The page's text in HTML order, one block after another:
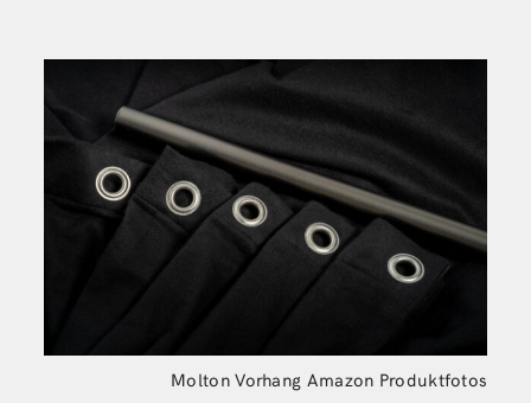
Molton Vorhang Amazon Produktfotos